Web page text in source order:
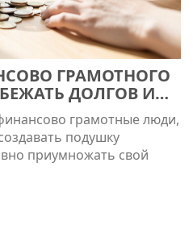
ГРАМОТНОГО
ДОЛГОВ И
грамотные люди,
подушку
приумножать свой